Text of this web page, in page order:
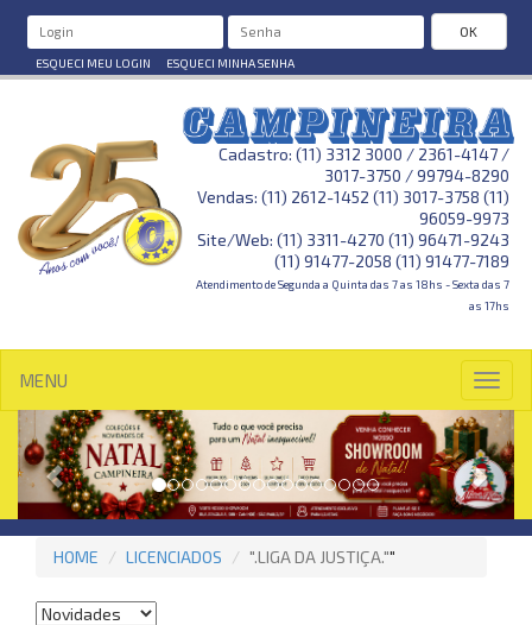
OK
ESQUECI MEU LOGIN ESQUECI MINHA SENHA
Cadastro: (11) 3312 3000 / 2361-4147 /
3017-3750 / 99794-8290
Vendas: (11) 2612-1452 (11) 3017-3758 (11)
96059-9973
Site/Web: (11) 3311-4270 (11) 96471-9243
(11) 91477-2058 (11) 91477-7189
Atendimento de Segunda a Quinta das 7 as 18hs - Sexta das 7
as 17hs
MENU
HOME LICENCIADOS ".LIGA DA JUSTIÇA.""